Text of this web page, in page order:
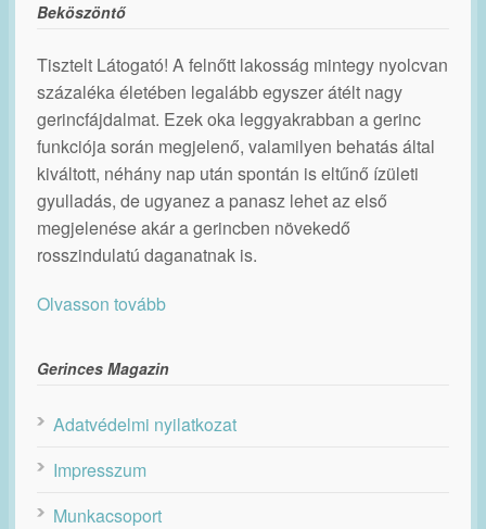
Beköszöntő
Tisztelt Látogató! A felnőtt lakosság mintegy nyolcvan
százaléka életében legalább egyszer átélt nagy
gerincfájdalmat. Ezek oka leggyakrabban a gerinc
funkciója során megjelenő, valamilyen behatás által
kiváltott, néhány nap után spontán is eltűnő ízületi
gyulladás, de ugyanez a panasz lehet az első
megjelenése akár a gerincben növekedő
rosszindulatú daganatnak is.
Olvasson tovább
Gerinces Magazin
Adatvédelmi nyilatkozat
Impresszum
Munkacsoport